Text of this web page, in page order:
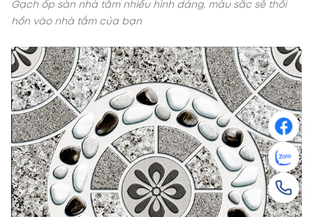
Gạch ốp sàn nhà tắm nhiều hình dáng, màu sắc sẽ thổi
hồn vào nhà tắm của bạn